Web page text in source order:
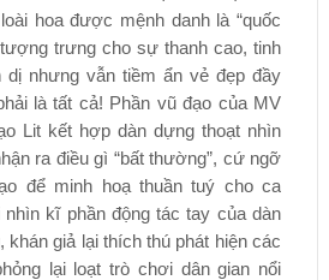
hoa được mệnh danh là “quốc
trưng cho sự thanh cao, tinh
dị nhưng vẫn tiềm ẩn vẻ đẹp đầy
là tất cả! Phần vũ đạo của MV
Lit kết hợp dàn dựng thoạt nhìn
ra điều gì “bất thường”, cứ ngỡ
để minh hoạ thuần tuý cho ca
nhìn kĩ phần động tác tay của dàn
khán giả lại thích thú phát hiện các
lại loạt trò chơi dân gian nổi